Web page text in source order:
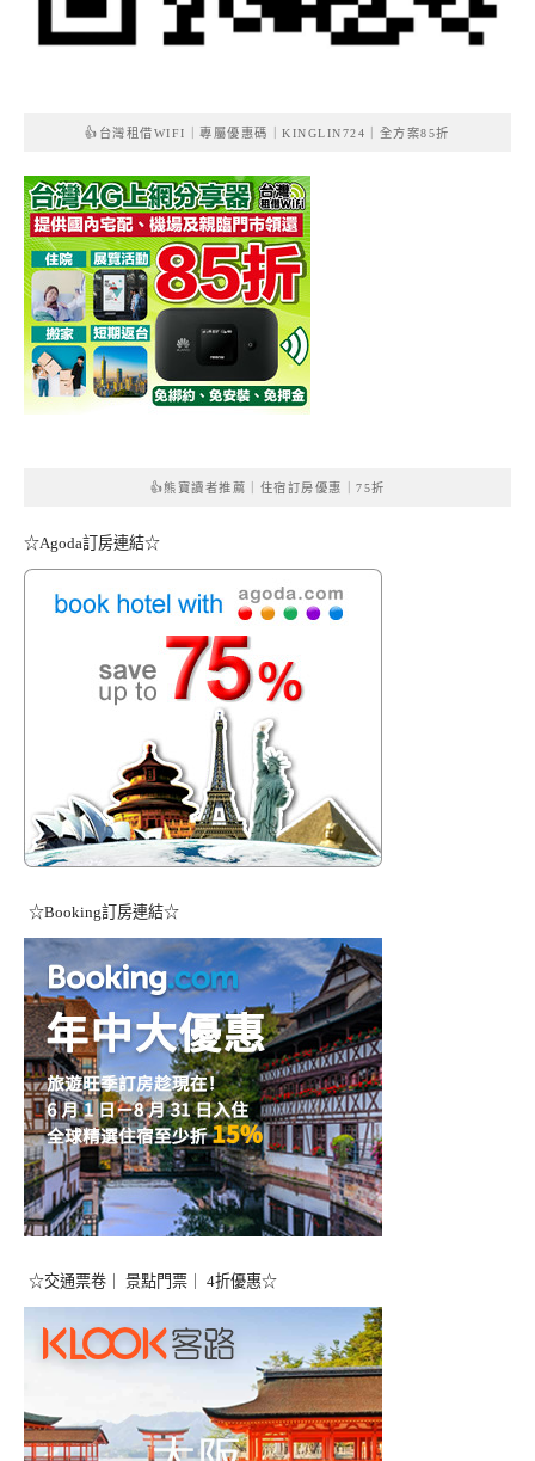
👍台灣租借WIFI｜專屬優惠碼｜KINGLIN724｜全方案85折
👍熊寶讀者推薦｜住宿訂房優惠｜75折
☆Agoda訂房連結☆
☆Booking訂房連結☆
☆交通票卷｜ 景點門票｜ 4折優惠☆